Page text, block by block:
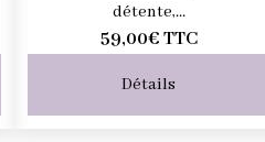
détente,...
59,00€TTC
Détails